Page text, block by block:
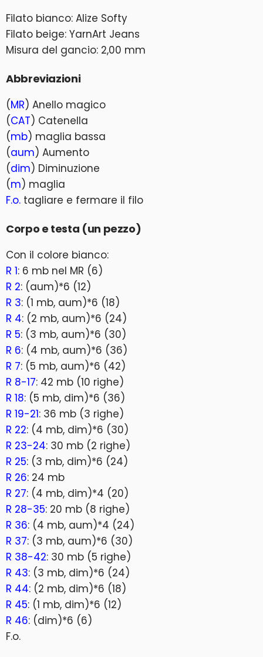
Filato bianco: Alize Softy
Filato beige: YarnArt Jeans
Misura del gancio: 2,00 mm
Abbreviazioni
(MR) Anello magico
(CAT) Catenella
(mb) maglia bassa
(aum) Aumento
(dim) Diminuzione
(m) maglia
F.o. tagliare e fermare il filo
Corpo e testa (un pezzo)
Con il colore bianco:
R 1: 6 mb nel MR (6)
R 2: (aum)*6 (12)
R 3: (1 mb, aum)*6 (18)
R 4: (2 mb, aum)*6 (24)
R 5: (3 mb, aum)*6 (30)
R 6: (4 mb, aum)*6 (36)
R 7: (5 mb, aum)*6 (42)
R 8-17: 42 mb (10 righe)
R 18: (5 mb, dim)*6 (36)
R 19-21: 36 mb (3 righe)
R 22: (4 mb, dim)*6 (30)
R 23-24: 30 mb (2 righe)
R 25: (3 mb, dim)*6 (24)
R 26: 24 mb
R 27: (4 mb, dim)*4 (20)
R 28-35: 20 mb (8 righe)
R 36: (4 mb, aum)*4 (24)
R 37: (3 mb, aum)*6 (30)
R 38-42: 30 mb (5 righe)
R 43: (3 mb, dim)*6 (24)
R 44: (2 mb, dim)*6 (18)
R 45: (1 mb, dim)*6 (12)
R 46: (dim)*6 (6)
F.o.